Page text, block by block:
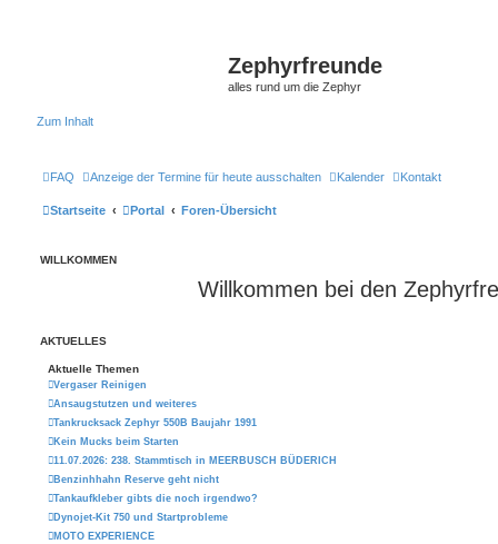
Zephyrfreunde
alles rund um die Zephyr
Zum Inhalt
FAQ Anzeige der Termine für heute ausschalten Kalender Kontakt
Startseite Portal Foren-Übersicht
WILLKOMMEN
Willkommen bei den
AKTUELLES
Aktuelle Themen
Vergaser Reinigen
Ansaugstutzen und weiteres
Tankrucksack Zephyr 550B Baujahr 1991
Kein Mucks beim Starten
11.07.2026: 238. Stammtisch in MEERBUSCH BÜDERICH
Benzinhhahn Reserve geht nicht
Tankaufkleber gibts die noch irgendwo?
Dynojet-Kit 750 und Startprobleme
MOTO EXPERIENCE